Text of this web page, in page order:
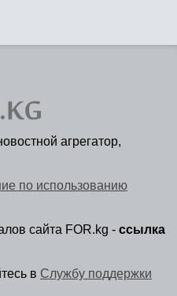
агрегатор,
по использованию
сайта FOR.kg - ссылка
в Службу поддержки